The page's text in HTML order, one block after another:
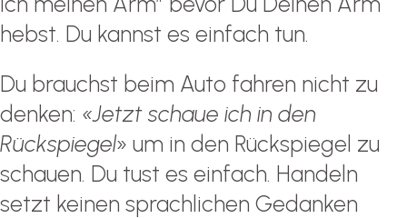
hebst. Du kannst es einfach tun.
Du brauchst beim Auto fahren nicht zu
denken: «Jetzt schaue ich in den
Rückspiegel» um in den Rückspiegel zu
schauen. Du tust es einfach. Handeln
setzt keinen sprachlichen Gedanken